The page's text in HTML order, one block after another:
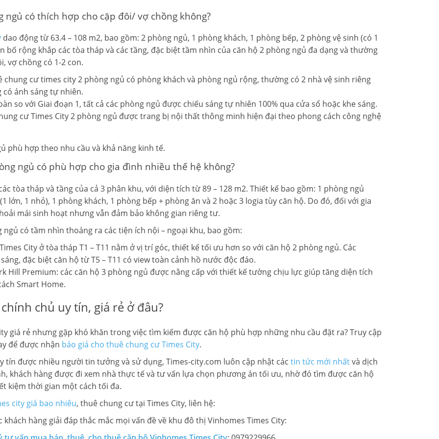
có thích hợp cho cặp đôi/ vợ chồng không?
dao động từ 63.4 – 108 m2, bao gồm: 2 phòng ngủ, 1 phòng khách, 1 phòng bếp, 2 phòng vệ sinh (có 1
bố rộng khắp các tòa tháp và các tầng, đặc biệt tầm nhìn của căn hộ 2 phòng ngủ đa dạng và thường
vợ chồng có 1-2 con.
chung cư times city 2 phòng ngủ có phòng khách và phòng ngủ rộng, thường có 2 nhà vệ sinh riêng
ánh sáng tự nhiên.
so với Giai đoạn 1, tất cả các phòng ngủ được chiếu sáng tự nhiên 100% qua cửa sổ hoặc khe sáng.
cư Times City 2 phòng ngủ được trang bị nội thất thông minh hiện đại theo phong cách công nghệ
phù hợp theo nhu cầu và khả năng kinh tế.
ngủ có phù hợp cho gia đình nhiều thế hệ không?
tòa tháp và tầng của cả 3 phân khu, với diện tích từ 89 – 128 m2. Thiết kế bao gồm: 1 phòng ngủ
lớn, 1 nhỏ), 1 phòng khách, 1 phòng bếp + phòng ăn và 2 hoặc 3 logia tùy căn hộ. Do đó, đối với gia
mái sinh hoạt nhưng vẫn đảm bảo không gian riêng tư.
ngủ có tầm nhìn thoáng ra các tiện ích nội – ngoại khu, bao gồm:
City ở tòa tháp T1 – T11 nằm ở vị trí góc, thiết kế tối ưu hơn so với căn hộ 2 phòng ngủ. Các
đặc biệt căn hộ từ T5 – T11 có view toàn cảnh hồ nước độc đáo.
Hill Premium: các căn hộ 3 phòng ngủ được nâng cấp với thiết kế tường chịu lực giúp tăng diện tích
Smart Home.
chủ uy tín, giá rẻ ở đâu?
giá rẻ nhưng gặp khó khăn trong việc tìm kiếm được căn hộ phù hợp những nhu cầu đặt ra? Truy cập
để được nhận báo giá cho thuê chung cư Times City.
được nhiều người tin tưởng và sử dụng, Times-city.com luôn cập nhật các tin tức mới nhấtvà dịch
khách hàng được đi xem nhà thực tế và tư vấn lựa chọn phương án tối ưu, nhờ đó tìm được căn hộ
kiệm thời gian một cách tối đa.
city giá bao nhiêu, thuê chung cư tại Times City, liên hệ:
khách hàng giải đáp thắc mắc mọi vấn đề về khu đô thị Vinhomes Times City: